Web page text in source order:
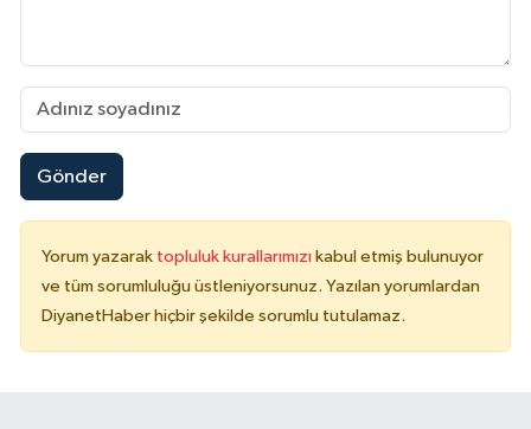
Gönder
Yorum yazarak topluluk kurallarımızı kabul etmiş bulunuyor
ve tüm sorumluluğu üstleniyorsunuz. Yazılan yorumlardan
DiyanetHaber hiçbir şekilde sorumlu tutulamaz.
Ordu Müftülüğü
Osmaniye Müftülüğü
Rize Müftülüğü
Sakarya Müftülüğü